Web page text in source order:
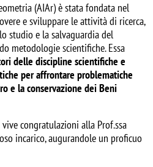
(AIAr) è stata fondata nel
e sviluppare le attività di ricerca,
studio e la salvaguardia del
metodologie scientifiche. Essa
delle discipline scientifiche e
per affrontare problematiche
e la conservazione dei Beni
congratulazioni alla Prof.ssa
incarico, augurandole un proficuo